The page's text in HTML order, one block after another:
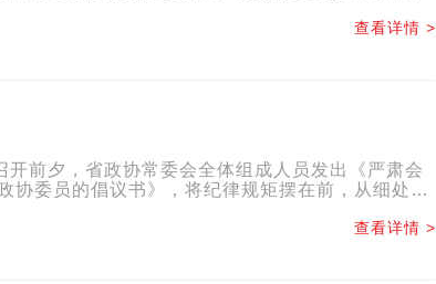
查看详情 >
开前夕，省政协常委会全体组成人员发出《严肃会
委员的倡议书》，将纪律规矩摆在前，从细处实
查看详情 >